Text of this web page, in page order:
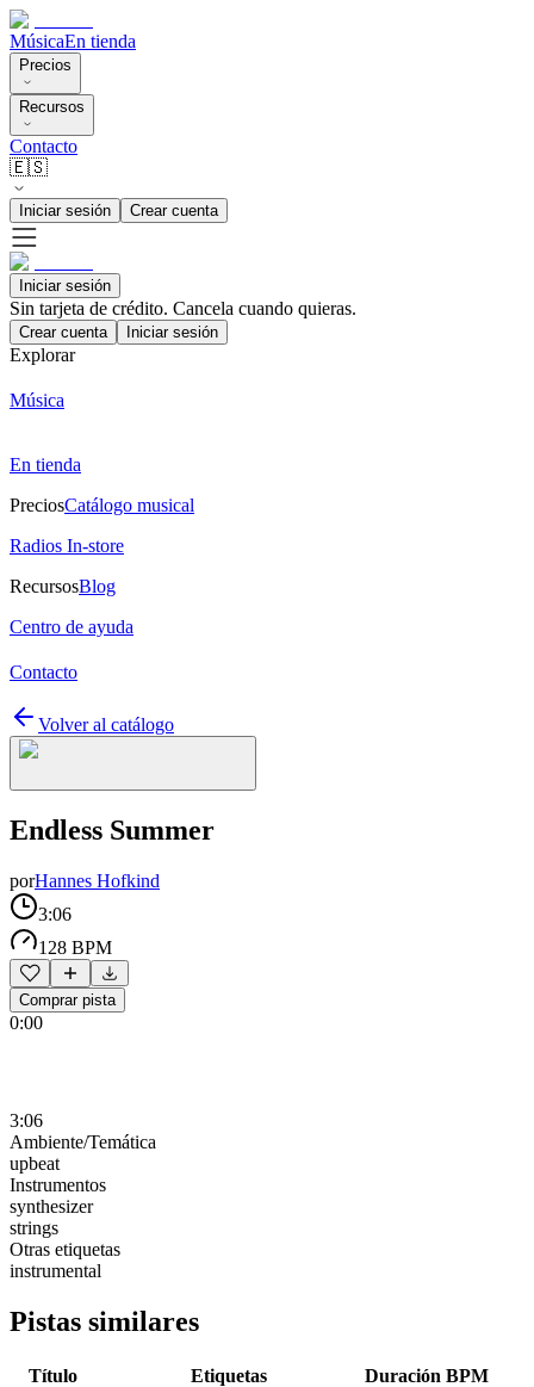
MúsicaEn tienda
Precios
Recursos
Contacto
🇪🇸
Iniciar sesión Crear cuenta
Iniciar sesión
Sin tarjeta de crédito. Cancela cuando quieras.
Crear cuenta Iniciar sesión
Explorar
Música
En tienda
PreciosCatálogo musical
Radios In-store
RecursosBlog
Centro de ayuda
Contacto
Volver al catálogo
Endless Summer
porHannes Hofkind
3:06
128 BPM
Comprar pista
0:00
3:06
Ambiente/Temática
upbeat
Instrumentos
synthesizer
strings
Otras etiquetas
instrumental
Pistas similares
Título Etiquetas Duración BPM